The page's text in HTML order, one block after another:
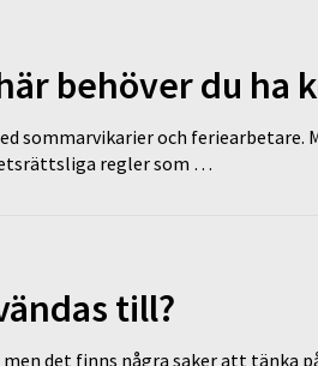
behöver du ha
sommarvikarier och feriearbetare.
regler som …
till?
det finns några saker att tänka